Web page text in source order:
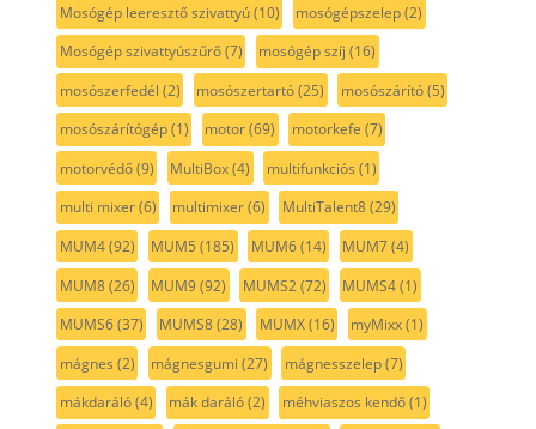
Mosógép leeresztő szivattyú(10) mosógépszelep(2)
Mosógép szivattyúszűrő(7) mosógép szíj (16)
mosószerfedél (2) mosószertartó(25) mosószárító(5)
mosószárítógép(1) motor(69) motorkefe (7)
motorvédő(9) MultiBox(4) multifunkciós (1)
multi mixer(6) multimixer(6) MultiTalent8(29)
MUM4(92) MUM5 (185) MUM6(14) MUM7(4)
MUM8(26) MUM9(92) MUMS2(72) MUMS4(1)
MUMS6(37) MUMS8(28) MUMX(16) myMixx(1)
mágnes (2) mágnesgumi (27) mágnesszelep(7)
mákdaráló(4) mák daráló(2) méhviaszos kendő(1)